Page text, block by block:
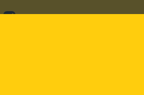
Instagram